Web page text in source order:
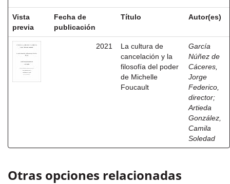
Vista
previa
Fecha de
publicación
Título Autor(es)
2021
La cultura de
cancelación y la
filosofía del poder
de Michelle
Foucault
García
Núñez de
Cáceres,
Jorge
Federico,
director;
Artieda
González,
Camila
Soledad
Otras opciones relacionadas